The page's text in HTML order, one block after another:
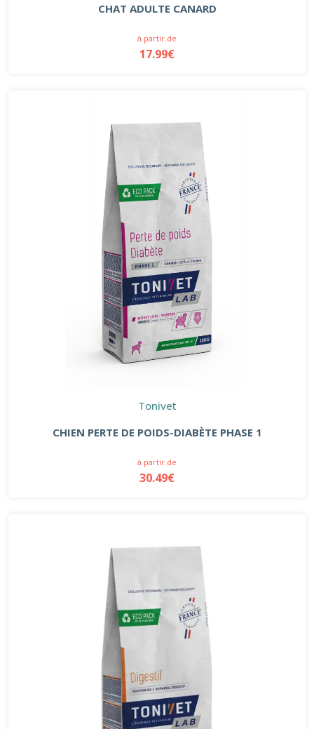
CHAT ADULTE CANARD
à partir de
17.99€
Tonivet
CHIEN PERTE DE POIDS-DIABÈTE PHASE 1
à partir de
30.49€